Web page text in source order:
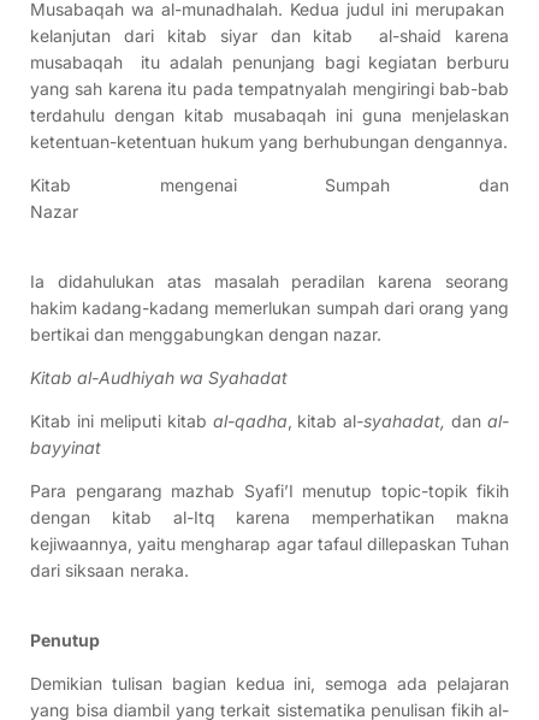
Musabaqah wa al-munadhalah. Kedua judul ini merupakan
kelanjutan dari kitab siyar dan kitab al-shaid karena
musabaqah itu adalah penunjang bagi kegiatan berburu
yang sah karena itu pada tempatnyalah mengiringi bab-bab
terdahulu dengan kitab musabaqah ini guna menjelaskan
ketentuan-ketentuan hukum yang berhubungan dengannya.
Kitab mengenai Sumpah dan
Nazar
Ia didahulukan atas masalah peradilan karena seorang
hakim kadang-kadang memerlukan sumpah dari orang yang
bertikai dan menggabungkan dengan nazar.
Kitab al-Audhiyah wa Syahadat
Kitab ini meliputi kitab al-qadha, kitab al-syahadat, dan al-
bayyinat
Para pengarang mazhab Syafi’I menutup topic-topik fikih
dengan kitab al-Itq karena memperhatikan makna
kejiwaannya, yaitu mengharap agar tafaul dillepaskan Tuhan
dari siksaan neraka.
Penutup
Demikian tulisan bagian kedua ini, semoga ada pelajaran
yang bisa diambil yang terkait sistematika penulisan fikih al-